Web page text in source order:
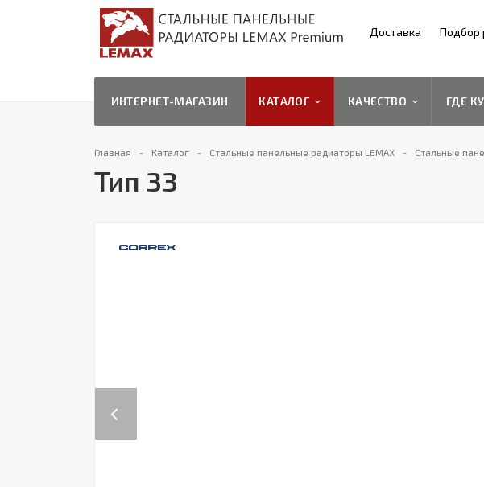
Доставка Подбор
ИНТЕРНЕТ-МАГАЗИН КАТАЛОГ КАЧЕСТВО ГДЕ
Главная Каталог Стальные панельные радиаторы LEMAX Стальные
Тип 33